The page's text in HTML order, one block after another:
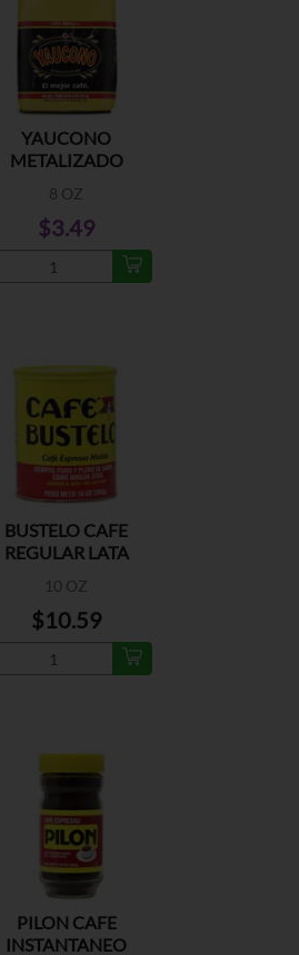
YAUCONO
METALIZADO
8 OZ
$3.49
BUSTELO CAFE
REGULAR LATA
10 OZ
$10.59
PILON CAFE
INSTANTANEO